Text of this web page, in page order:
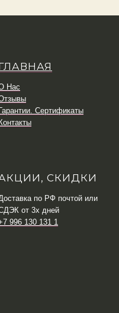
Нас
Гарантии. Сертификаты
Контакты
СКИДКИ
по РФ почтой или
от 3х дней
996 130 131 1